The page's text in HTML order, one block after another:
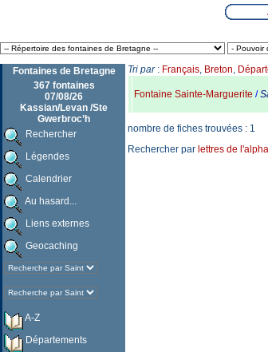
Fontaines de Bretagne
367 fontaines
07/08/26
Kassian/Levan /Ste
Gwerbroc’h
Rechercher
Légendes
Calendrier
Au hasard...
Liens externes
Geocaching
A-Z
Départements
Tri par: Français, Breton,
Fontaine Sainte-Marguerite /
nombre de fiches trouvées : 1
Rechercher par lettres de